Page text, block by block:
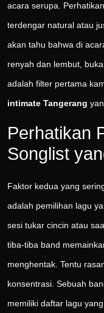
acara serupa.
terdengar natural atau
akan tahu bahwa di
renyah dan lembut,
adalah filter pertama
intimate Tangerang
Perhatikan
Songlist
Faktor kedua yang
adalah pemilihan lagu
sesi tukar cincin atau
tiba-tiba band
menghentak. Tentu
konsentrasi. Sebuah
memiliki daftar lagu